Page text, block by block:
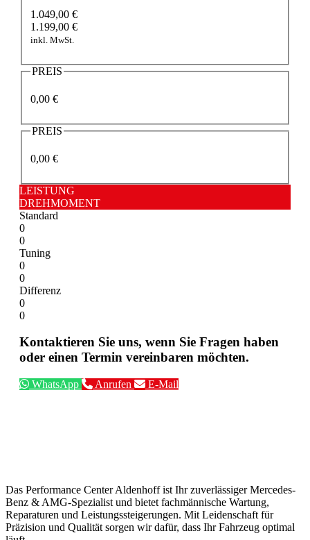
1.049,00 €
1.199,00 €
inkl. MwSt.
PREIS
0,00 €
PREIS
0,00 €
LEISTUNG
DREHMOMENT
Standard
0
0
Tuning
0
0
Differenz
0
0
Kontaktieren Sie uns, wenn Sie Fragen haben
oder einen Termin vereinbaren möchten.
WhatsApp Anrufen E-Mail
Das Performance Center Aldenhoff ist Ihr zuverlässiger Mercedes-
Benz & AMG-Spezialist und bietet fachmännische Wartung,
Reparaturen und Leistungssteigerungen. Mit Leidenschaft für
Präzision und Qualität sorgen wir dafür, dass Ihr Fahrzeug optimal